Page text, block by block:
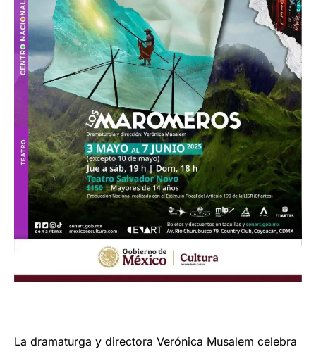
La dramaturga y directora Verónica Musalem celebra